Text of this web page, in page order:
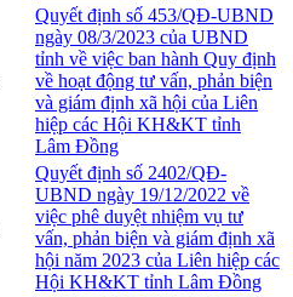
Quyết định số 453/QĐ-UBND
ngày 08/3/2023 của UBND
tỉnh về việc ban hành Quy định
về hoạt động tư vấn, phản biện
và giám định xã hội của Liên
hiệp các Hội KH&KT tỉnh
Lâm Đồng
Quyết định số 2402/QĐ-
UBND ngày 19/12/2022 về
việc phê duyệt nhiệm vụ tư
vấn, phản biện và giám định xã
hội năm 2023 của Liên hiệp các
Hội KH&KT tỉnh Lâm Đồng